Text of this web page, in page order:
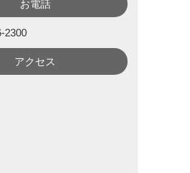
お電話
2300
アクセス